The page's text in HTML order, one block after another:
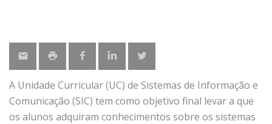
A Unidade Curricular (UC) de Sistemas de Informação e
Comunicação (SIC) tem como objetivo final levar a que
os alunos adquiram conhecimentos sobre os sistemas